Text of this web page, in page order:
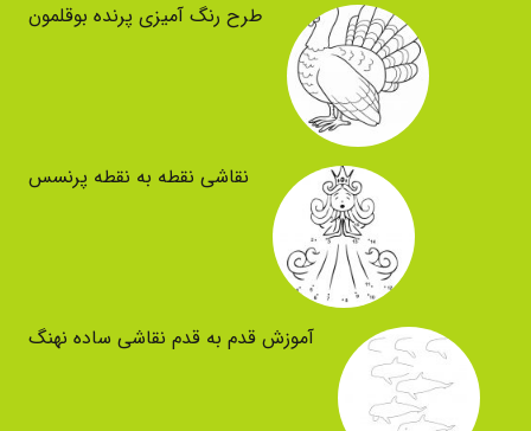
طرح رنگ آمیزی پرنده بوقلمون
نقاشی نقطه به نقطه پرنسس
آموزش قدم به قدم نقاشی ساده نهنگ